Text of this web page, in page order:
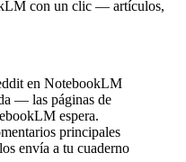
con un clic — artículos,
en NotebookLM
— las páginas de
espera.
principales
envía a tu cuaderno